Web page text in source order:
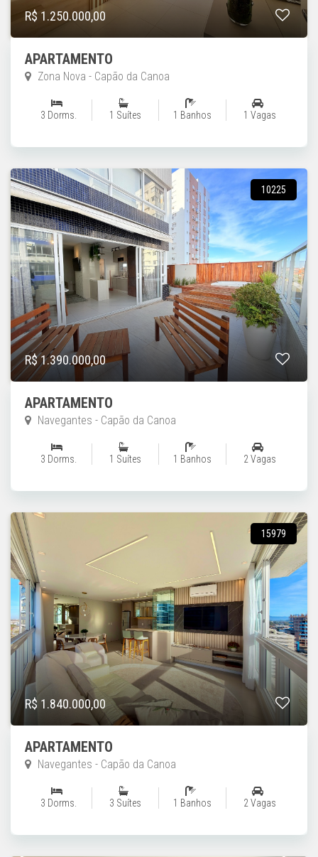
R$ 1.250.000,00
APARTAMENTO
Zona Nova - Capão da Canoa
3 Dorms. 1 Suítes 1 Banhos 1 Vagas
10225
R$ 1.390.000,00
APARTAMENTO
Navegantes - Capão da Canoa
3 Dorms. 1 Suítes 1 Banhos 2 Vagas
15979
R$ 1.840.000,00
APARTAMENTO
Navegantes - Capão da Canoa
3 Dorms. 3 Suítes 1 Banhos 2 Vagas